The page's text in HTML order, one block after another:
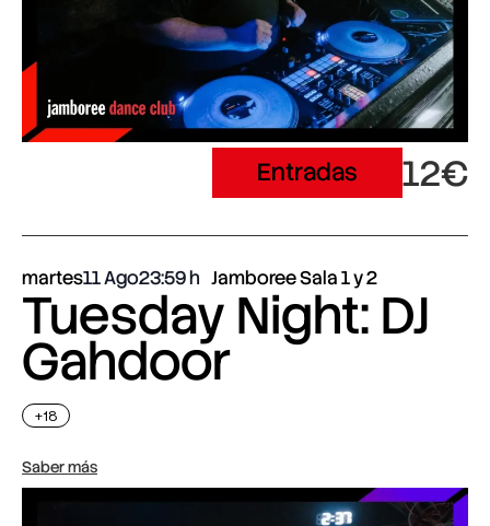
Entradas 12€
martes11 Ago23:59 Jamboree Sala 1 y 2
Tuesday Night: DJ
Gahdoor
+18
Saber más